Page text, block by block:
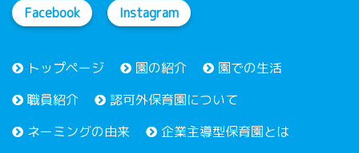
Facebook Instagram
トップページ 園の紹介
園での生活
職員紹介
認可外保育園について
ネーミングの由来
企業主導型保育園とは